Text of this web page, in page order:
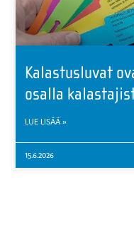
Kalastusluvat
osalla
LUE LISÄÄ »
15.6.2026